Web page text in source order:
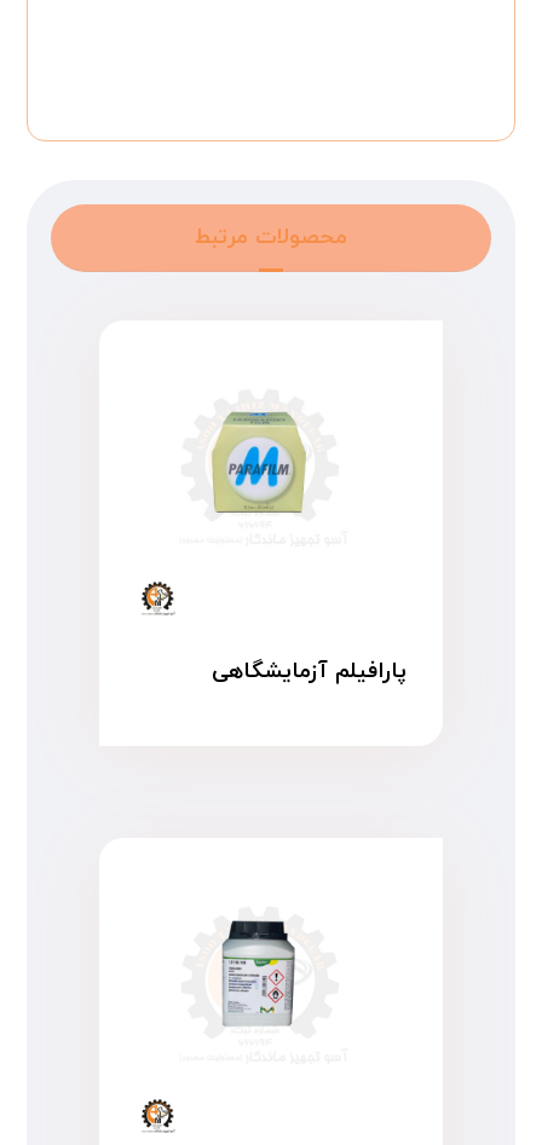
محصولات مرتبط
پارافیلم آزمایشگاهی